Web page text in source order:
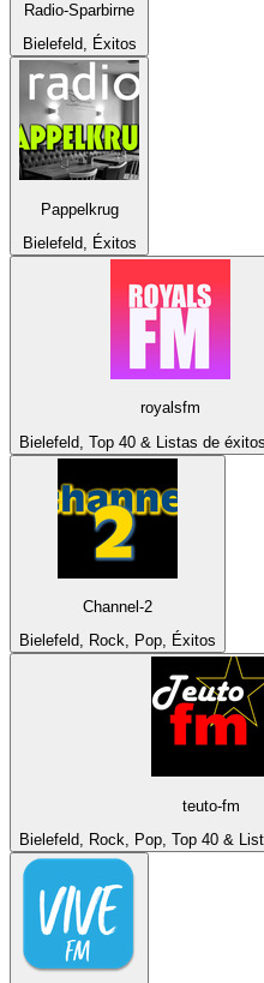
Radio-Sparbirne
Bielefeld, Éxitos
Pappelkrug
Bielefeld, Éxitos
royalsfm
Bielefeld, Top 40 & Listas de
Channel-2
Bielefeld, Rock, Pop, Éxitos
teuto-fm
Bielefeld, Rock, Pop, Top 40 &